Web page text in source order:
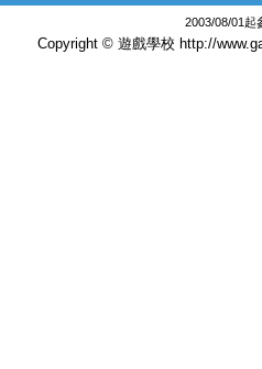
2003/08/01起
Copyright © 遊戲學校 http://